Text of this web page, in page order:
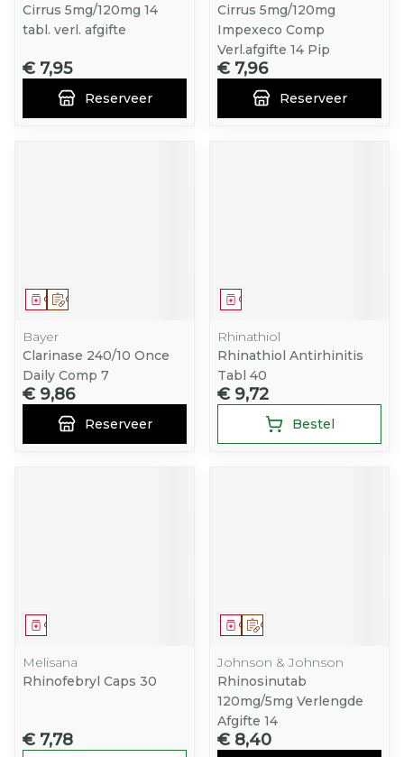
Cirrus 5mg/120mg 14
tabl. verl. afgifte
€ 7,95
Reserveer
Cirrus 5mg/120mg
Impexeco Comp
Verl.afgifte 14 Pip
€ 7,96
Reserveer
Op voorschrift
Geneesmiddel
Bayer
Clarinase 240/10 Once
Daily Comp 7
€ 9,86
Reserveer
Geneesmiddel
Rhinathiol
Rhinathiol Antirhinitis
Tabl 40
€ 9,72
Bestel
Geneesmiddel
Melisana
Rhinofebryl Caps 30
€ 7,78
Op voorschrift
Geneesmiddel
Johnson & Johnson
Rhinosinutab
120mg/5mg Verlengde
Afgifte 14
€ 8,40